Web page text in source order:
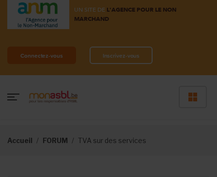
UN SITE DE L'AGENCE POUR LE NON
MARCHAND
Connectez-vous Inscrivez-vous
Accueil FORUM TVA sur des services